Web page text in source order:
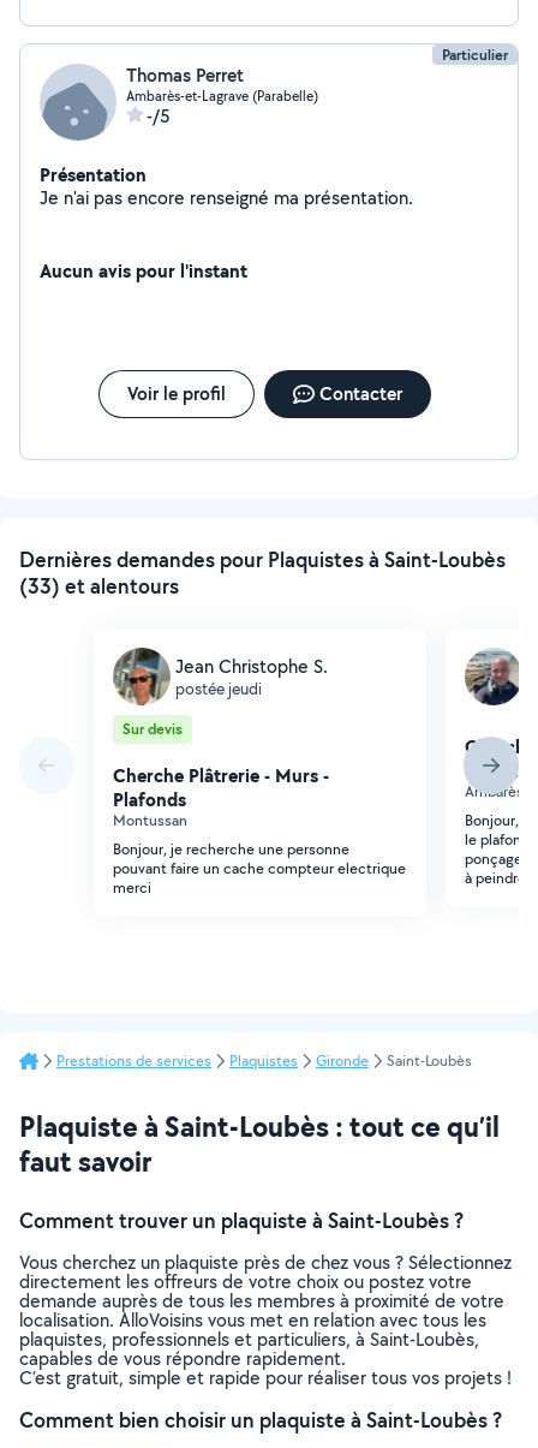
Particulier
Thomas Perret
Ambarès-et-Lagrave (Parabelle)
-/5
Présentation
Je n'ai pas encore renseigné ma présentation.
Aucun avis pour l'instant
Voir le profil Contacter
Dernières demandes pour Plaquistes à Saint-Loubès
(33) et alentours
Jean Christophe S.
postée jeudi
Sur devis
Cherche Plâtrerie - Murs -
Plafonds
Montussan
Bonjour, je recherche une personne
pouvant faire un cache compteur electrique
merci
Plafonds
Ambarès-
Bonjour,
le plafond
ponçage
à peindre:
Prestations de services Plaquistes Gironde Saint-Loubès
Plaquiste à Saint-Loubès : tout ce qu’il
faut savoir
Comment trouver un plaquiste à Saint-Loubès ?
Vous cherchez un plaquiste près de chez vous ? Sélectionnez
directement les offreurs de votre choix ou postez votre
demande auprès de tous les membres à proximité de votre
localisation. AlloVoisins vous met en relation avec tous les
plaquistes, professionnels et particuliers, à Saint-Loubès,
capables de vous répondre rapidement.
C’est gratuit, simple et rapide pour réaliser tous vos projets !
Comment bien choisir un plaquiste à Saint-Loubès ?